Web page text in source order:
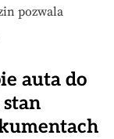
pozwala
auta do